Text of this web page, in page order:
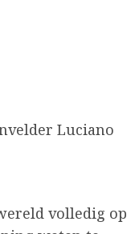
Luciano
volledig op